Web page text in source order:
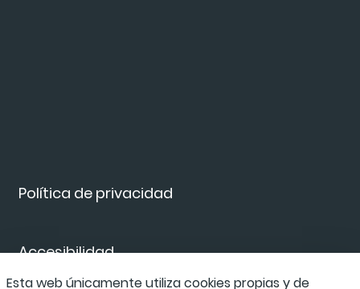
Política de privacidad
Accesibilidad
Esta web únicamente utiliza cookies propias y de